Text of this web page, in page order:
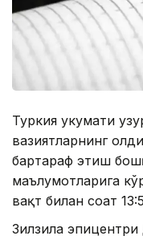
Туркия ҳукумати
вазиятларнинг
бартараф этиш
маълумотларига
вақт билан соат
Зилзила